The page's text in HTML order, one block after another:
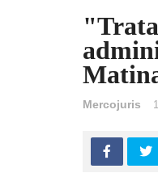
Mercojuris